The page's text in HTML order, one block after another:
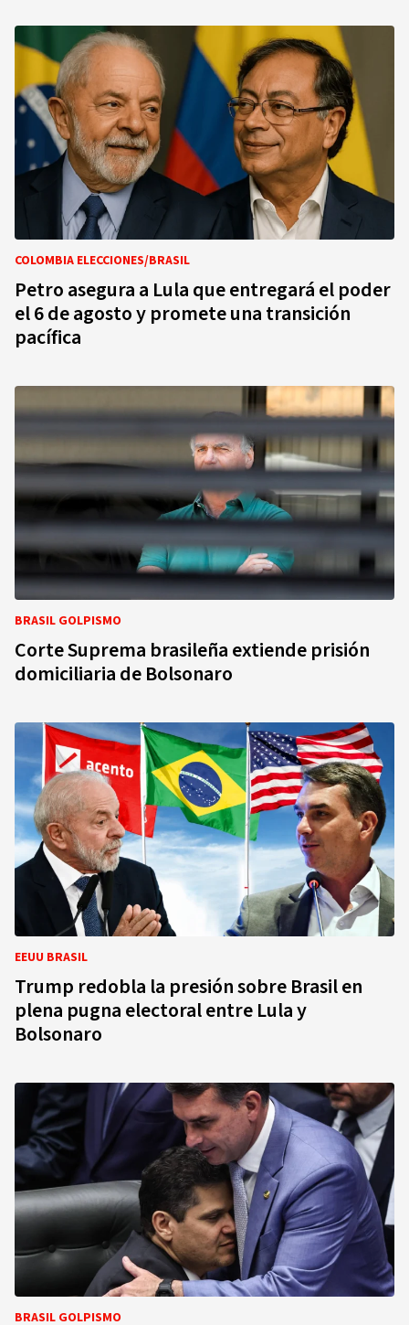
COLOMBIA ELECCIONES/BRASIL
Petro asegura a Lula que entregará el poder
el 6 de agosto y promete una transición
pacífica
BRASIL GOLPISMO
Corte Suprema brasileña extiende prisión
domiciliaria de Bolsonaro
EEUU BRASIL
Trump redobla la presión sobre Brasil en
plena pugna electoral entre Lula y
Bolsonaro
BRASIL GOLPISMO